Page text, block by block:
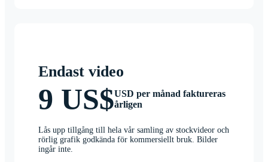
Endast video
9 US$USD per månad faktureras
årligen
Lås upp tillgång till hela vår samling av stockvideor och
rörlig grafik godkända för kommersiellt bruk. Bilder
ingår inte.